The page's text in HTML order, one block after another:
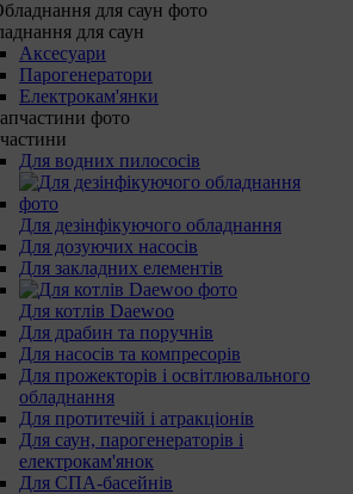
для саун
Аксесуари
Парогенератори
Електрокам'янки
Для водних пилососів
Для дезінфікуючого обладнання
Для дозуючих насосів
Для закладних елементів
Для котлів Daewoo
Для драбин та поручнів
Для насосів та компресорів
Для прожекторів і освітлювального
обладнання
Для протитечій і атракціонів
Для саун, парогенераторів і
електрокам'янок
Для СПА-басейнів